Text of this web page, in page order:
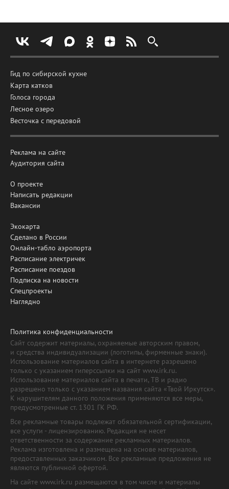
Гид по сибирской кухне
Карта катков
Голоса города
Лесное озеро
Весточка с передовой
Реклама на сайте
Аудитория сайта
О проекте
Написать редакции
Вакансии
Экокарта
Сделано в России
Онлайн-табло аэропорта
Расписание электричек
Расписание поездов
Подписка на новости
Спецпроекты
Наглядно
Политика конфиденциальности
Сайт содержит материалы, охраняемые авторским правом,
и средства индивидуализации (логотипы, фирменные знаки).
Использование материалов сайта в интернете разрешено
только с указанием гиперссылки на сайт www.irk.ru.
Использование материалов сайта в печати, ТВ и радио
разрешено только с указанием названия сайта «Твой Иркутск».
К нарушителям данного положения применяются все меры,
предусмотренные ст. 1301 ГК РФ.
Все рекламные товары подлежат обязательной сертификации,
все услуги - лицензированию. Редакция не несет
ответственности за содержание рекламных материалов.
Реклама изготовлена и размещена на основе материалов,
предоставленных заказчиком. Все рекламные предложения не
являются публичной офертой.
На сайте www.irk.ru размещаются в том числе и материалы